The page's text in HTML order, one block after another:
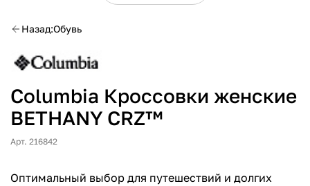
Назад Обувь
Columbia Кроссовки женские
BETHANY CRZ™
Арт. 216842
Оптимальный выбор для путешествий и долгих